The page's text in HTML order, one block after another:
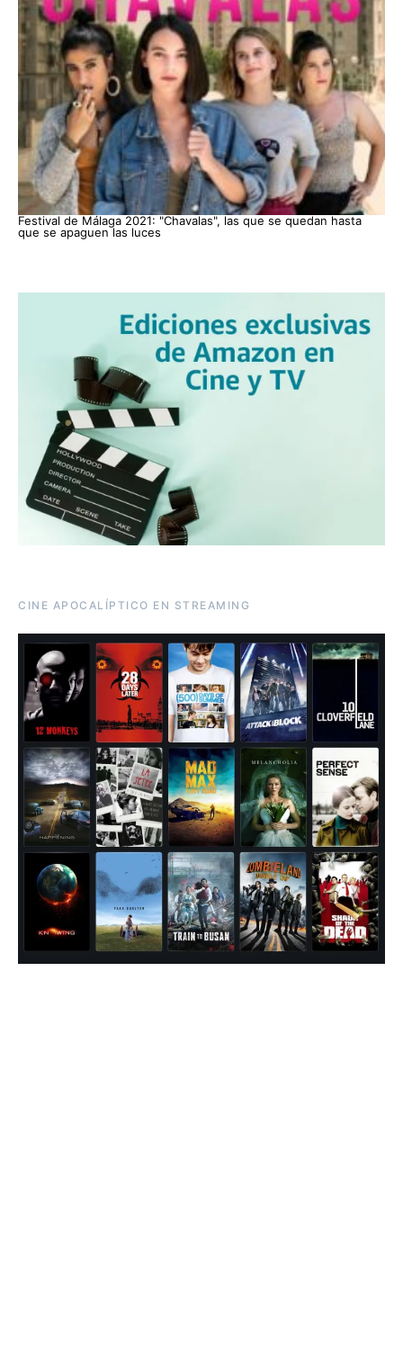
Festival de Málaga 2021: "Chavalas", las que se quedan hasta
que se apaguen las luces
CINE APOCALÍPTICO EN STREAMING